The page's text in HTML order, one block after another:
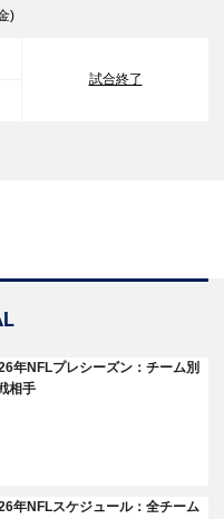
)
試合終了
年NFLプレシーズン：チーム別
相手
年NFLスケジュール：全チーム